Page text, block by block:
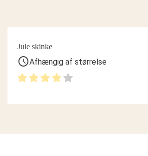
Jule skinke
scheduleAfhængig af størrelse